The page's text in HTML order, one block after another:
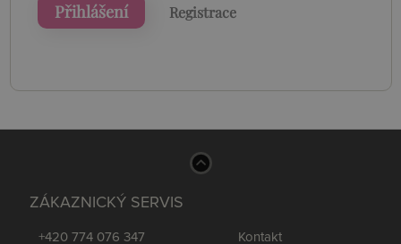
Přihlášení Registrace
ZÁKAZNICKÝ SERVIS
+420 774 076 347 Kontakt